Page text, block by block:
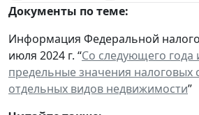
Документы по теме:
Информация Федеральной
июля 2024 г. “Со следующего года
предельные значения налоговых
отдельных видов недвижимости”